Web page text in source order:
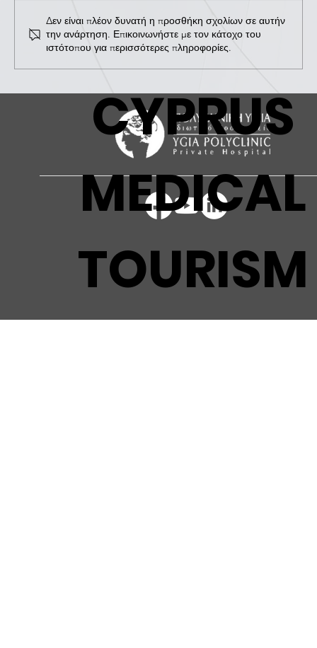
ΗΜΕΡΙΔΑ ΓΙΑ ΤΗΝ ΕΥΑΙΣΘΗΤΟΠΟΙΗΣΗ
& ΠΡΟΛΗΨΗ ΕΝΑΝΤΙΑ ΣΤΟΝ ΚΑΡΚΙΝΟ
Δεν είναι πλέον δυνατή η προσθήκη σχολίων σε αυτήν
την ανάρτηση. Επικοινωνήστε με τον κάτοχο του
ιστότοπου για περισσότερες πληροφορίες.
CYPRUS
MEDICAL
TOURISM